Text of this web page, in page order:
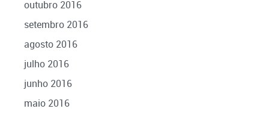
outubro 2016
setembro 2016
agosto 2016
julho 2016
junho 2016
maio 2016